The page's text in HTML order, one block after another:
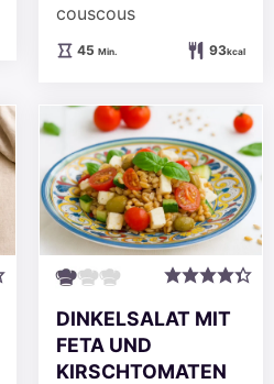
couscous
45Minuten
Min. 93kcal
DINKELSALAT MIT
FETA UND
KIRSCHTOMATEN